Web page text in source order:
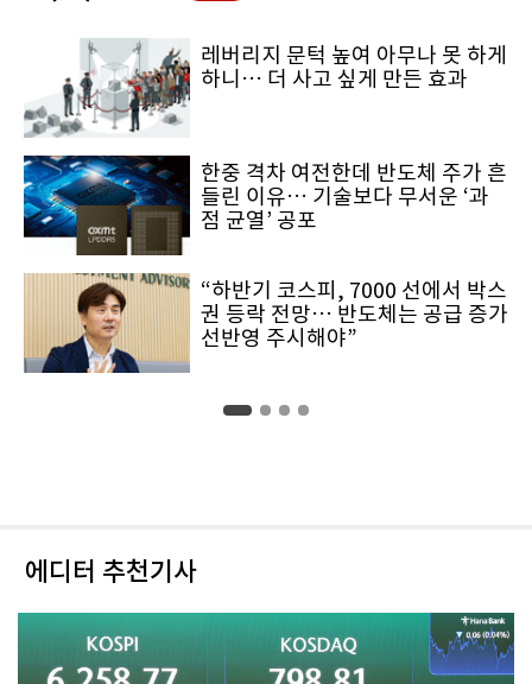
레버리지 문턱 높여 아무나 못 하게
하니… 더 사고 싶게 만든 효과
한중 격차 여전한데 반도체 주가 흔
들린 이유… 기술보다 무서운 ‘과
점 균열’ 공포
“하반기 코스피, 7000 선에서 박스
권 등락 전망… 반도체는 공급 증가
선반영 주시해야”
에디터 추천기사